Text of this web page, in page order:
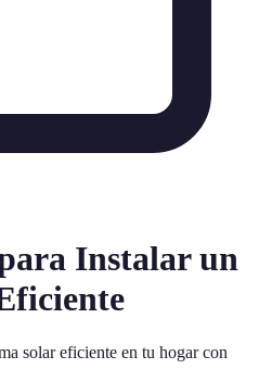
Instalar un
solar eficiente en tu hogar con